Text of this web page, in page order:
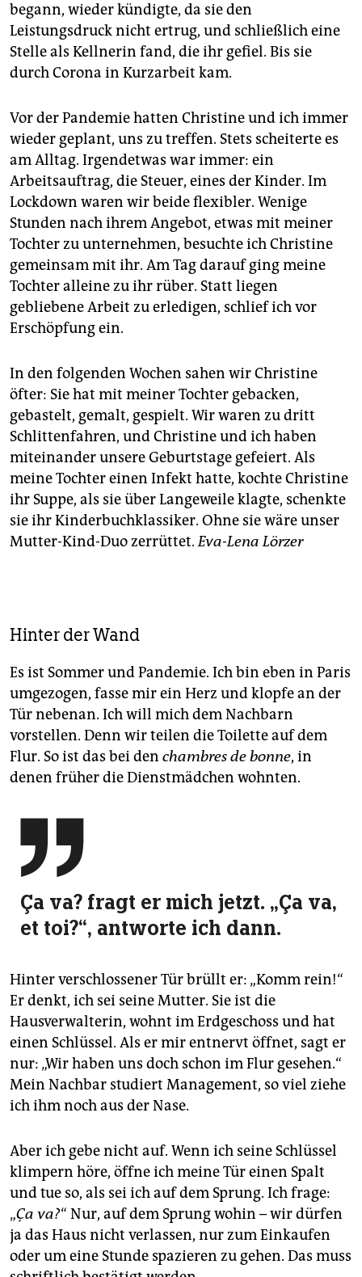
begann, wieder kündigte, da sie den
Leistungsdruck nicht ertrug, und schließlich eine
Stelle als Kellnerin fand, die ihr gefiel. Bis sie
durch Corona in Kurzarbeit kam.
Vor der Pandemie hatten Christine und ich immer
wieder geplant, uns zu treffen. Stets scheiterte es
am Alltag. Irgendetwas war immer: ein
Arbeitsauftrag, die Steuer, eines der Kinder. Im
Lockdown waren wir beide flexibler. Wenige
Stunden nach ihrem Angebot, etwas mit meiner
Tochter zu unternehmen, besuchte ich Christine
gemeinsam mit ihr. Am Tag darauf ging meine
Tochter alleine zu ihr rüber. Statt liegen
gebliebene Arbeit zu erledigen, schlief ich vor
Erschöpfung ein.
In den folgenden Wochen sahen wir Christine
öfter: Sie hat mit meiner Tochter gebacken,
gebastelt, gemalt, gespielt. Wir waren zu dritt
Schlittenfahren, und Christine und ich haben
miteinander unsere Geburtstage gefeiert. Als
meine Tochter einen Infekt hatte, kochte Christine
ihr Suppe, als sie über Langeweile klagte, schenkte
sie ihr Kinderbuchklassiker. Ohne sie wäre unser
Mutter-Kind-Duo zerrüttet.Eva-Lena Lörzer
Hinter der Wand
Es ist Sommer und Pandemie. Ich bin eben in Paris
umgezogen, fasse mir ein Herz und klopfe an der
Tür nebenan. Ich will mich dem Nachbarn
vorstellen. Denn wir teilen die Toi­lette auf dem
Flur. So ist das bei den chambres de bonne, in
denen früher die Dienstmädchen wohnten.

Ça va? fragt er mich jetzt. „Ça va,
et toi?“, antworte ich dann.
Hinter verschlossener Tür brüllt er: „Komm rein!“
Er denkt, ich sei seine Mutter. Sie ist die
Hausverwalterin, wohnt im Erdgeschoss und hat
einen Schlüssel. Als er mir entnervt öffnet, sagt er
nur: „Wir haben uns doch schon im Flur gesehen.“
Mein Nachbar studiert Management, so viel ziehe
ich ihm noch aus der Nase.
Aber ich gebe nicht auf. Wenn ich seine Schlüssel
klimpern höre, öffne ich meine Tür einen Spalt
und tue so, als sei ich auf dem Sprung. Ich frage:
„Ça va?“ Nur, auf dem Sprung wohin – wir dürfen
ja das Haus nicht verlassen, nur zum Einkaufen
oder um eine Stunde spazieren zu gehen. Das muss